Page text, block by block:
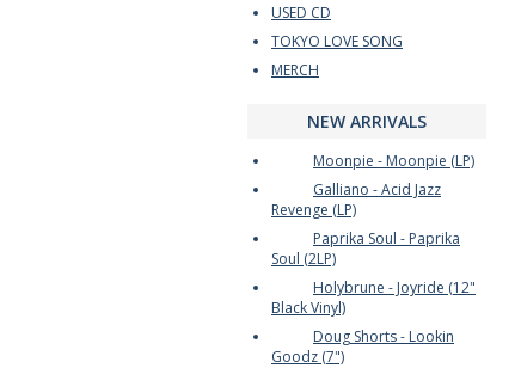
USED CD
TOKYO LOVE SONG
MERCH
NEW ARRIVALS
Moonpie - Moonpie (LP)
Galliano - Acid Jazz
Revenge (LP)
Paprika Soul - Paprika
Soul (2LP)
Holybrune - Joyride (12"
Black Vinyl)
Doug Shorts - Lookin
Goodz (7")